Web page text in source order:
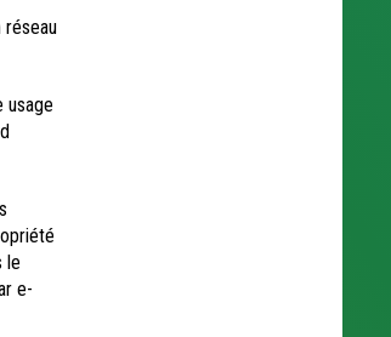
réseau
usage
le
e-